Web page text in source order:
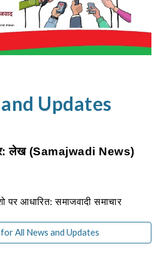
Updates
लेख (Samajwadi News)
पर आधारित: समाजवादी समाचार
All News and Updates